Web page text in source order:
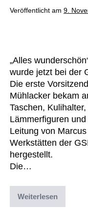
Veröffentlicht am 9.
„Alles
wurde jetzt bei der
Die erste
Mühlacker bekam
Taschen,
Lämmerfiguren
Leitung von
Werkstätten der
hergestellt.
Die…
Weiterlesen